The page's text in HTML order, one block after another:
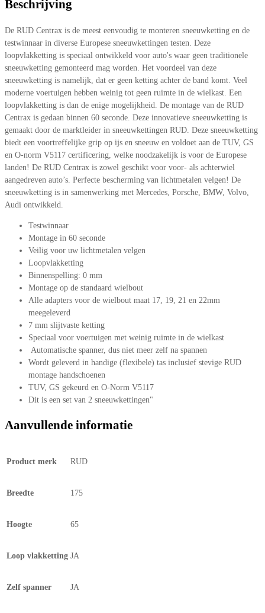
Beschrijving
De RUD Centrax is de meest eenvoudig te monteren sneeuwketting en de
testwinnaar in diverse Europese sneeuwkettingen testen. Deze
loopvlakketting is speciaal ontwikkeld voor auto's waar geen traditionele
sneeuwketting gemonteerd mag worden. Het voordeel van deze
sneeuwketting is namelijk, dat er geen ketting achter de band komt. Veel
moderne voertuigen hebben weinig tot geen ruimte in de wielkast. Een
loopvlakketting is dan de enige mogelijkheid. De montage van de RUD
Centrax is gedaan binnen 60 seconde. Deze innovatieve sneeuwketting is
gemaakt door de marktleider in sneeuwkettingen RUD. Deze sneeuwketting
biedt een voortreffelijke grip op ijs en sneeuw en voldoet aan de TUV, GS
en O-norm V5117 certificering, welke noodzakelijk is voor de Europese
landen! De RUD Centrax is zowel geschikt voor voor- als achterwiel
aangedreven auto’s. Perfecte bescherming van lichtmetalen velgen! De
sneeuwketting is in samenwerking met Mercedes, Porsche, BMW, Volvo,
Audi ontwikkeld.
Testwinnaar
Montage in 60 seconde
Veilig voor uw lichtmetalen velgen
Loopvlakketting
Binnenspelling: 0 mm
Montage op de standaard wielbout
Alle adapters voor de wielbout maat 17, 19, 21 en 22mm
meegeleverd
7 mm slijtvaste ketting
Speciaal voor voertuigen met weinig ruimte in de wielkast
Automatische spanner, dus niet meer zelf na spannen
Wordt geleverd in handige (flexibele) tas inclusief stevige RUD
montage handschoenen
TUV, GS gekeurd en O-Norm V5117
Dit is een set van 2 sneeuwkettingen"
Aanvullende informatie
Product merk RUD
Breedte 175
Hoogte 65
Loop vlakketting JA
Zelf spanner JA